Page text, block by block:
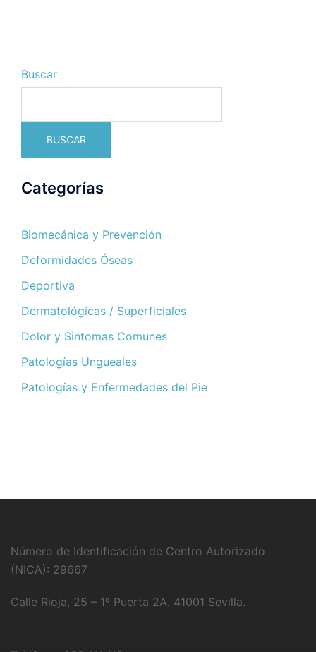
Buscar
BUSCAR
Categorías
Biomecánica y Prevención
Deformidades Óseas
Deportiva
Dermatológícas / Superficiales
Dolor y Sintomas Comunes
Patologías Ungueales
Patologías y Enfermedades del Pie
Número de Identificación de Centro Autorizado
(NICA): 29667
Calle Rioja, 25 – 1º Puerta 2A. 41001 Sevilla.